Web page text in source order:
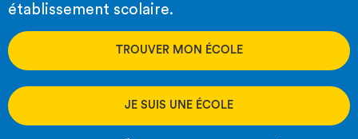
établissement scolaire.
TROUVER MON ÉCOLE
JE SUIS UNE ÉCOLE